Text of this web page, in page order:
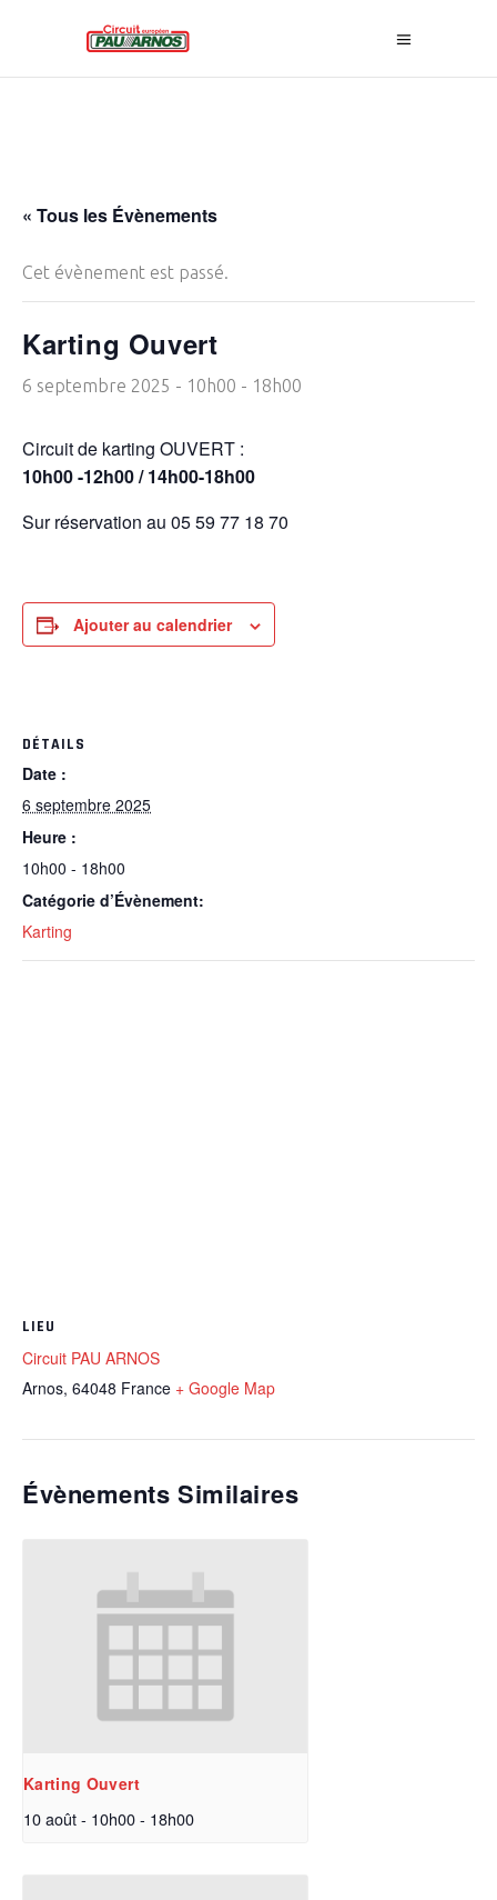
« Tous les Évènements
Cet évènement est passé.
Karting Ouvert
6 septembre 2025 - 10h00 - 18h00
Circuit de karting OUVERT :
10h00 -12h00 / 14h00-18h00
Sur réservation au 05 59 77 18 70
Ajouter au calendrier
DÉTAILS
Date :
6 septembre 2025
Heure :
10h00 - 18h00
Catégorie d’Évènement:
Karting
LIEU
Circuit PAU ARNOS
Arnos, 64048 France + Google Map
Évènements Similaires
Karting Ouvert
10 août - 10h00- 18h00